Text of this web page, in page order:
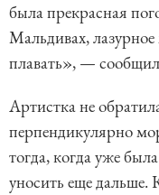
была прекрасная
Мальдивах,
плавать», —
Артистка не
перпендикулярно
тогда, когда уже
уносить еще дальше.